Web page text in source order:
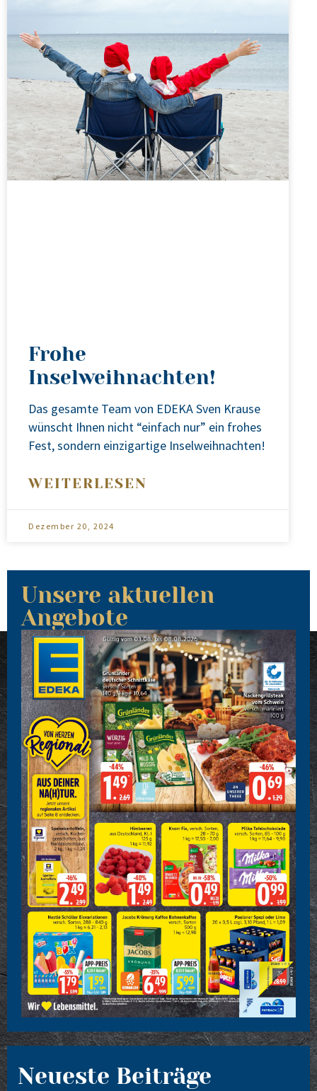
Frohe
Inselweihnachten!
Das gesam­te Team von EDEKA Sven Krau­se
wünscht Ihnen nicht “ein­fach nur” ein fro­hes
Fest, son­dern ein­zig­ar­ti­ge Insel­weih­nach­ten!
WEITERLESEN
Dezember 20, 2024
Unsere aktuellen
Angebote
Neueste Beiträge